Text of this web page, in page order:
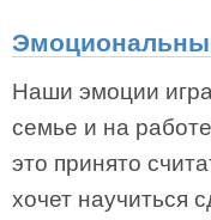
Наши эмоции
семье и на
это принято
хочет научиться